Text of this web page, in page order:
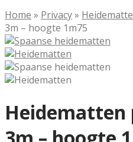
Home » Privacy»
3m – hoogte 1m75
Heidematten